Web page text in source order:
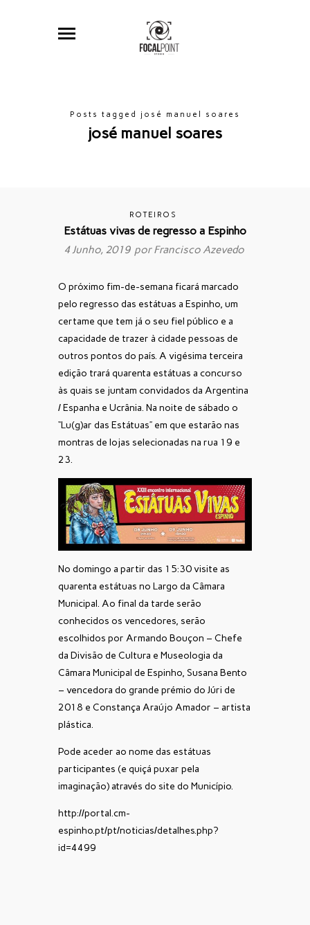
Posts tagged josé manuel soares
josé manuel soares
ROTEIROS
Estátuas vivas de regresso a Espinho
4 Junho, 2019 porFrancisco Azevedo
O próximo fim-de-semana ficará marcado
pelo regresso das estátuas a Espinho, um
certame que tem já o seu fiel público e a
capacidade de trazer à cidade pessoas de
outros pontos do país. A vigésima terceira
edição trará quarenta estátuas a concurso
às quais se juntam convidados da Argentina
/ Espanha e Ucrânia. Na noite de sábado o
“Lu(g)ar das Estátuas” em que estarão nas
montras de lojas selecionadas na rua 19 e
23.
No domingo a partir das 15:30 visite as
quarenta estátuas no Largo da Câmara
Municipal. Ao final da tarde serão
conhecidos os vencedores, serão
escolhidos por Armando Bouçon – Chefe
da Divisão de Cultura e Museologia da
Câmara Municipal de Espinho, Susana Bento
– vencedora do grande prémio do Júri de
2018 e Constança Araújo Amador – artista
plástica.
Pode aceder ao nome das estátuas
participantes (e quiçá puxar pela
imaginação) através do site do Município.
http://portal.cm-
espinho.pt/pt/noticias/detalhes.php?
id=4499